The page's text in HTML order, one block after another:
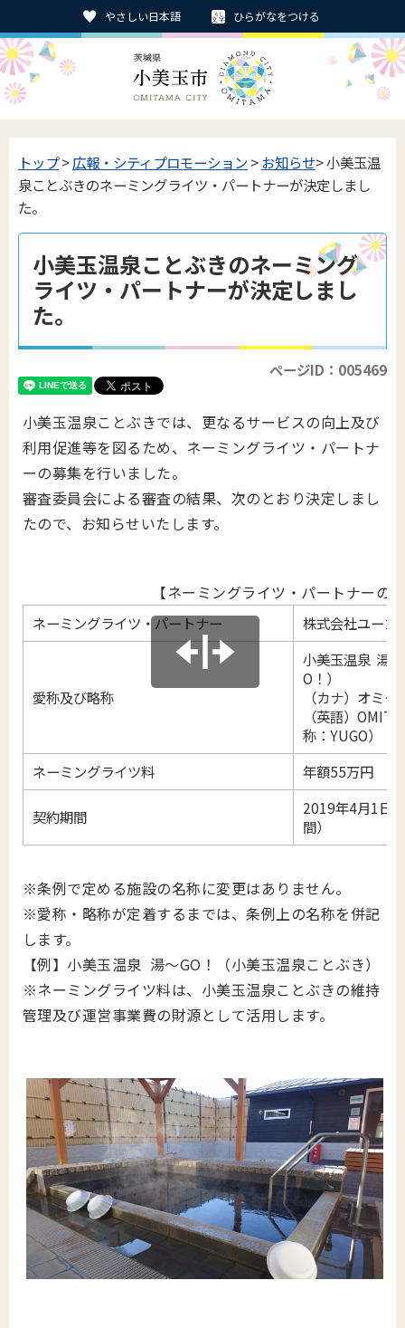
やさしい日本語 ひらがなをつける
トップ>広報・シティプロモーション>お知らせ> 小美玉温
泉ことぶきのネーミングライツ・パートナーが決定しまし
た。
小美玉温泉ことぶきのネーミング
ライツ・パートナーが決定しまし
た。
ページID：005469
小美玉温泉ことぶきでは、更なるサービスの向上及び
利用促進等を図るため、ネーミングライツ・パートナ
ーの募集を行いました。
審査委員会による審査の結果、次のとおり決定しまし
たので、お知らせいたします。
【ネーミングライツ・パートナーの
ネーミングライツ・パートナー 株式会社ユーゴ
愛称及び略称
小美玉温泉 湯
O！）
（カナ）オミ
（英語）
称：YUGO）
ネーミングライツ料
年額55万円
契約期間
2019年4月1日
間）
※条例で定める施設の名称に変更はありません。
※愛称・略称が定着するまでは、条例上の名称を併記
します。
【例】小美玉温泉 湯～GO！（小美玉温泉ことぶき）
※ネーミングライツ料は、小美玉温泉ことぶきの維持
管理及び運営事業費の財源として活用します。